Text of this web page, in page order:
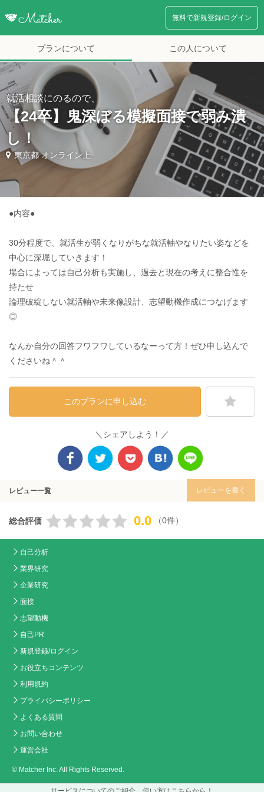
無料で新規登録/ログイン
プランについて この人について
就活相談にのるので、
【24卒】鬼深ぼる模擬面接で弱み潰
し！
東京都 オンライン上
●内容●
30分程度で、就活生が弱くなりがちな就活軸やなりたい姿などを
中心に深堀していきます！
場合によっては自己分析も実施し、過去と現在の考えに整合性を
持たせ
論理破綻しない就活軸や未来像設計、志望動機作成につなげます
◎
なんか自分の回答フワフワしているなーって方！ぜひ申し込んで
くださいね＾＾
このプランに申し込む
＼シェアしよう！／
レビュー一覧 レビューを書く
総合評価 0.0 （0件）
自己分析
業界研究
企業研究
面接
志望動機
自己PR
新規登録/ログイン
お役立ちコンテンツ
利用規約
プライバシーポリシー
よくある質問
お問い合わせ
運営会社
© Matcher Inc. All Rights Reserved.